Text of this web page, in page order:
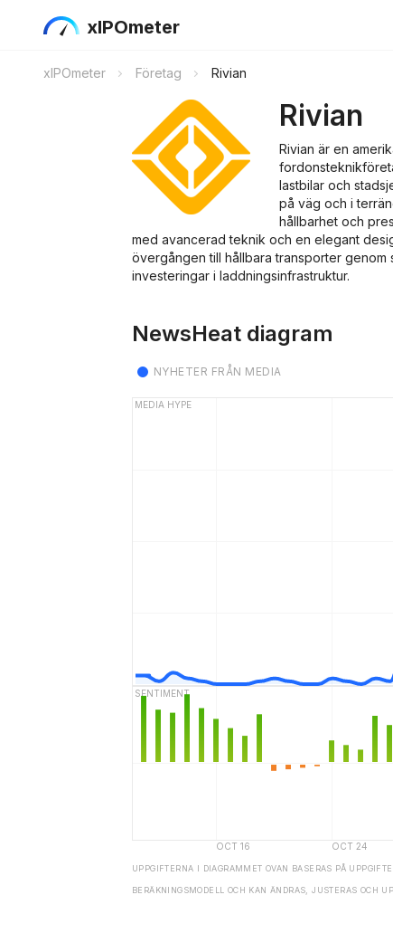
xIPOmeter
xIPOmeter Företag Rivian
Rivian
Rivian är en
lastbilar och
på väg och i
hållbarhet och
med avancerad teknik och en elegant
övergången till hållbara transporter
investeringar i laddningsinfrastruktur.
NewsHeat diagram
NYHETER FRÅN MEDIA
UPPGIFTERNA I DIAGRAMMET OVAN BASERAS PÅ
BERÄKNINGSMODELL OCH KAN ÄNDRAS, JUSTERAS OCH